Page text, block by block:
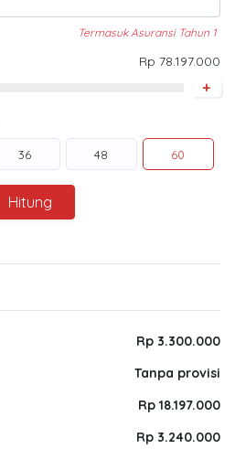
Termasuk Asuransi Tahun 1
Rp 78.197.000
+
36 48 60
Hitung
Rp 3.300.000
Tanpa provisi
Rp 18.197.000
Rp 3.240.000